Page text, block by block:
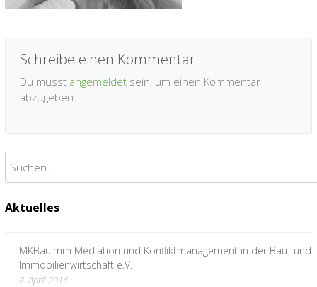
Schreibe einen Kommentar
Du musst angemeldetsein, um einen Kommentar
abzugeben.
nach:
Aktuelles
MKBauImm Mediation und Konfliktmanagement in der Bau- und
Immobilienwirtschaft e.V.
8. April 2016